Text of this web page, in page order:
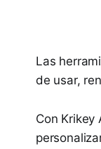
Las
de usar,
Con